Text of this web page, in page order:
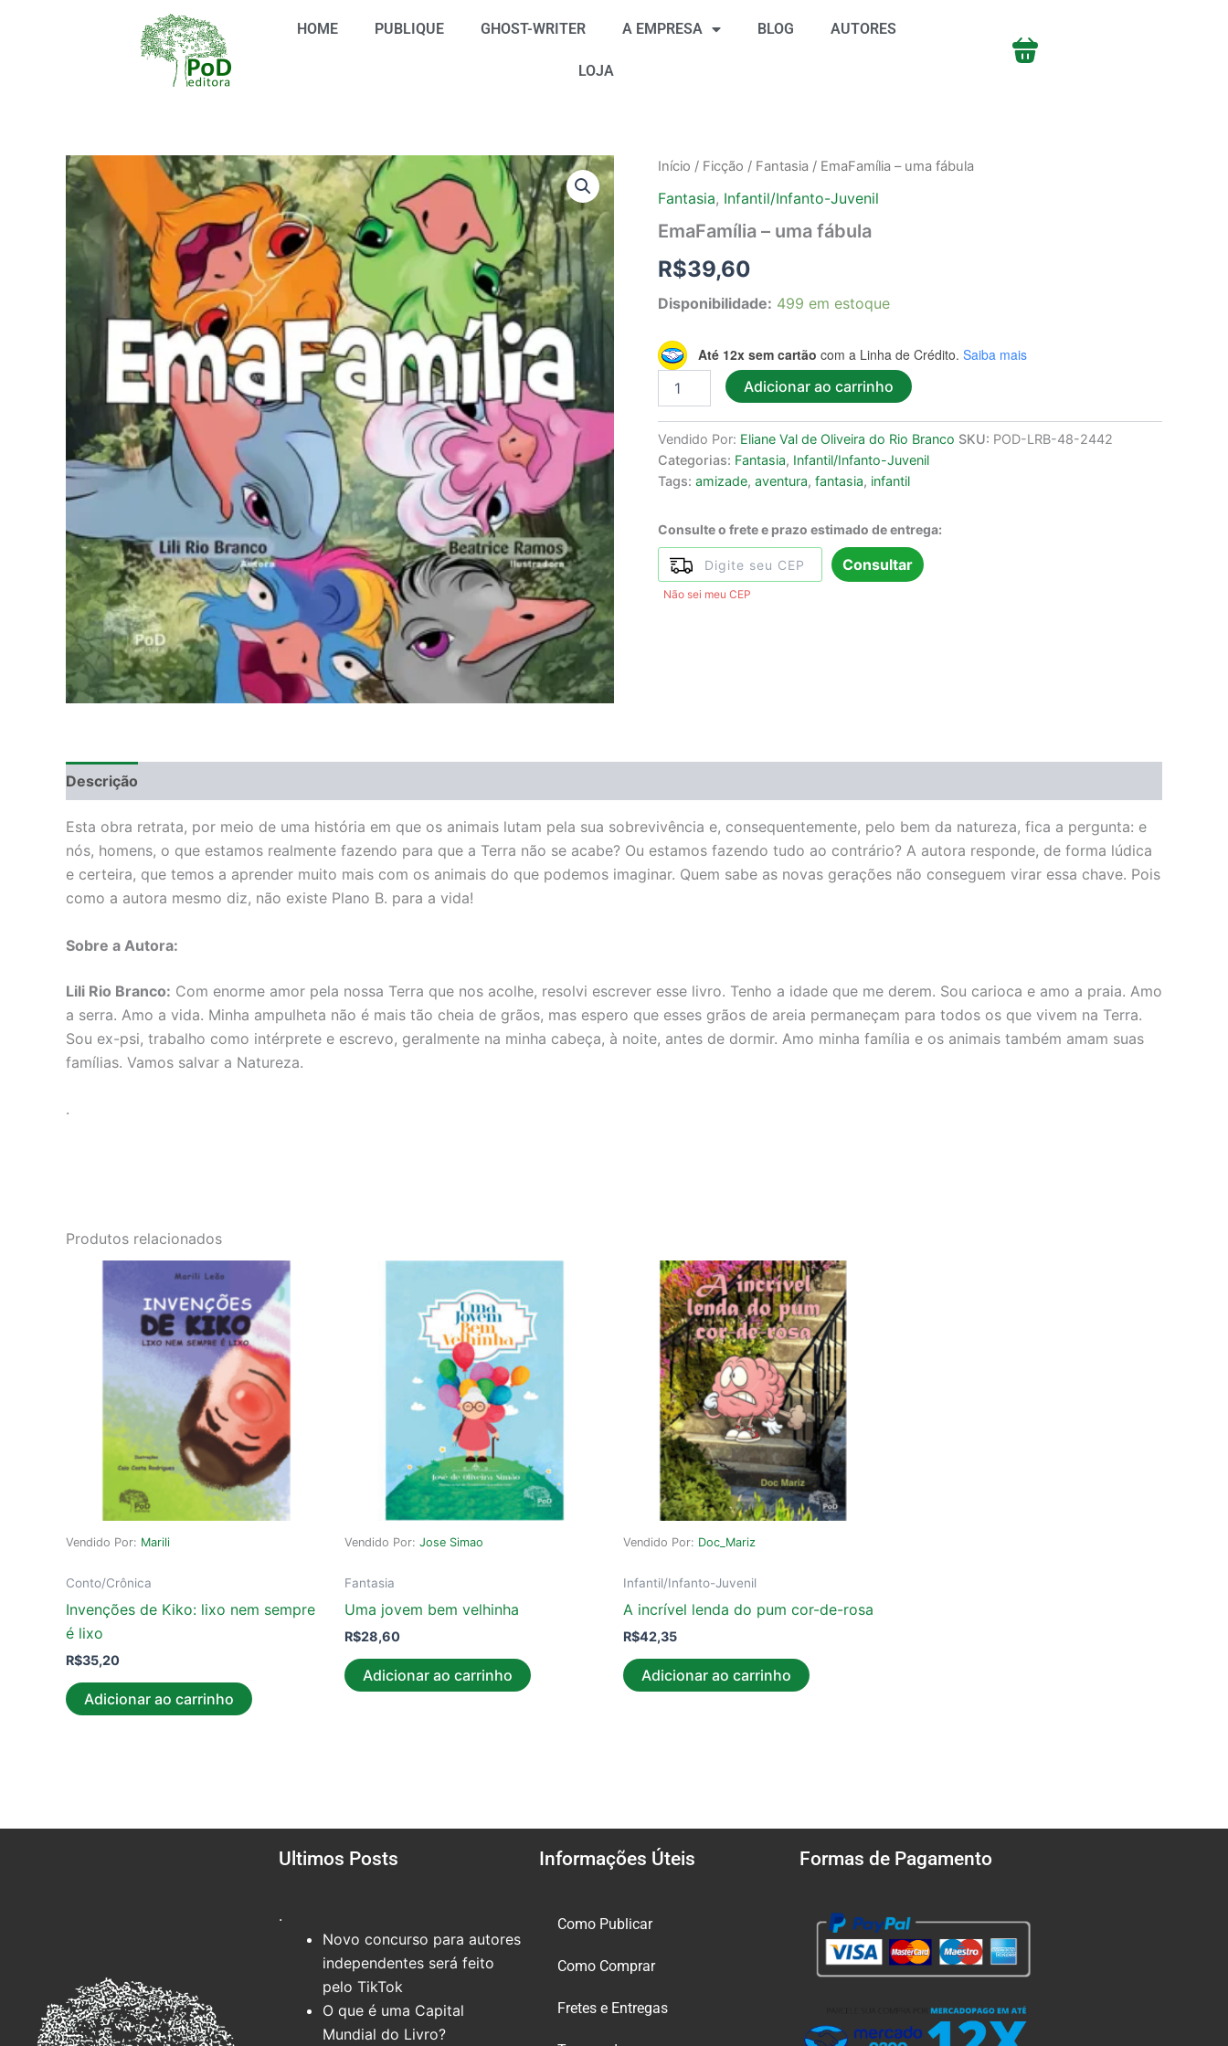
HOME PUBLIQUE GHOST-WRITER A EMPRESA BLOG AUTORES
LOJA
Início / Ficção / Fantasia / EmaFamília – uma fábula
Fantasia, Infantil/Infanto-Juvenil
EmaFamília – uma fábula
R$39,60
Disponibilidade: 499 em estoque
Até 12x sem cartão com a Linha de Crédito. Saiba mais
EmaFamília
uma
quantidade
Adicionar ao carrinho
Vendido Por: Eliane Val de Oliveira do Rio Branco SKU: POD-LRB-48-2442
Categorias: Fantasia, Infantil/Infanto-Juvenil
Tags: amizade, aventura, fantasia, infantil
Consulte o frete e prazo estimado de entrega:
Consultar
Não sei meu CEP
Descrição
Esta obra retrata, por meio de uma história em que os animais lutam pela sua sobrevivência e, consequentemente, pelo bem da natureza, fica a pergunta: e
nós, homens, o que estamos realmente fazendo para que a Terra não se acabe? Ou estamos fazendo tudo ao contrário? A autora responde, de forma lúdica
e certeira, que temos a aprender muito mais com os animais do que podemos imaginar. Quem sabe as novas gerações não conseguem virar essa chave. Pois
como a autora mesmo diz, não existe Plano B. para a vida!
Sobre a Autora:
Lili Rio Branco: Com enorme amor pela nossa Terra que nos acolhe, resolvi escrever esse livro. Tenho a idade que me derem. Sou carioca e amo a praia. Amo
a serra. Amo a vida. Minha ampulheta não é mais tão cheia de grãos, mas espero que esses grãos de areia permaneçam para todos os que vivem na Terra.
Sou ex-psi, trabalho como intérprete e escrevo, geralmente na minha cabeça, à noite, antes de dormir. Amo minha família e os animais também amam suas
famílias. Vamos salvar a Natureza.
.
Produtos relacionados
Vendido Por: Marili
Conto/Crônica
Invenções de Kiko: lixo nem sempre
é lixo
R$35,20
Adicionar ao carrinho
Vendido Por: Jose Simao
Fantasia
Uma jovem bem velhinha
R$28,60
Adicionar ao carrinho
Vendido Por: Doc_Mariz
Infantil/Infanto-Juvenil
A incrível lenda do pum cor-de-rosa
R$42,35
Adicionar ao carrinho
Ultimos Posts
.
Novo concurso para autores
independentes será feito
pelo TikTok
O que é uma Capital
Mundial do Livro?
Informações Úteis
Como Publicar
Como Comprar
Fretes e Entregas
Formas de Pagamento